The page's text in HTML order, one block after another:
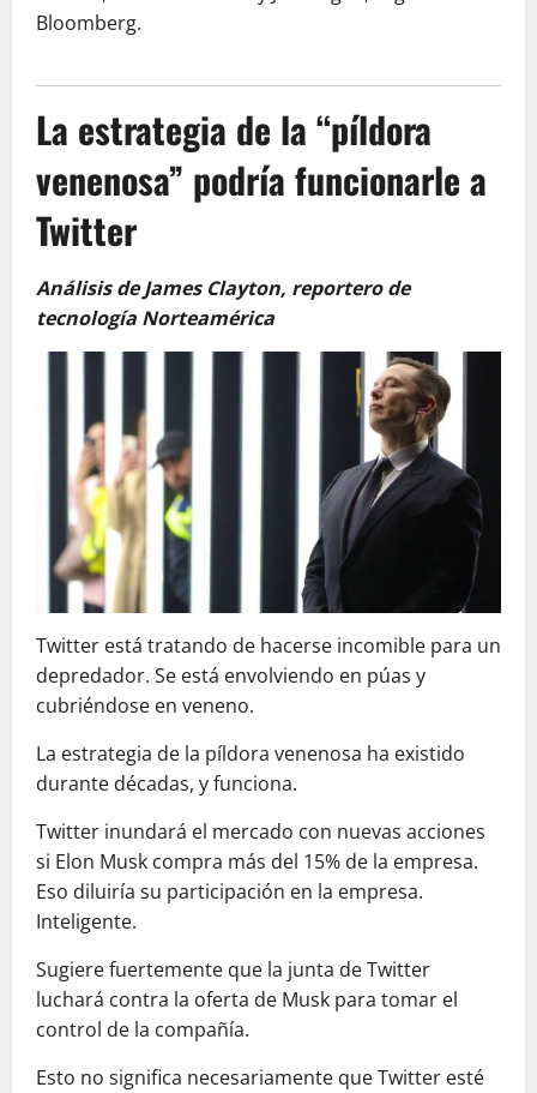
Bloomberg.
La estrategia de la “píldora
venenosa” podría funcionarle a
Twitter
Análisis de James Clayton, reportero de
tecnología Norteamérica
Twitter está tratando de hacerse incomible para un
depredador. Se está envolviendo en púas y
cubriéndose en veneno.
La estrategia de la píldora venenosa ha existido
durante décadas, y funciona.
Twitter inundará el mercado con nuevas acciones
si Elon Musk compra más del 15% de la empresa.
Eso diluiría su participación en la empresa.
Inteligente.
Sugiere fuertemente que la junta de Twitter
luchará contra la oferta de Musk para tomar el
control de la compañía.
Esto no significa necesariamente que Twitter esté